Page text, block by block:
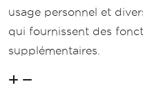
usage personnel et
qui fournissent des
supplémentaires.